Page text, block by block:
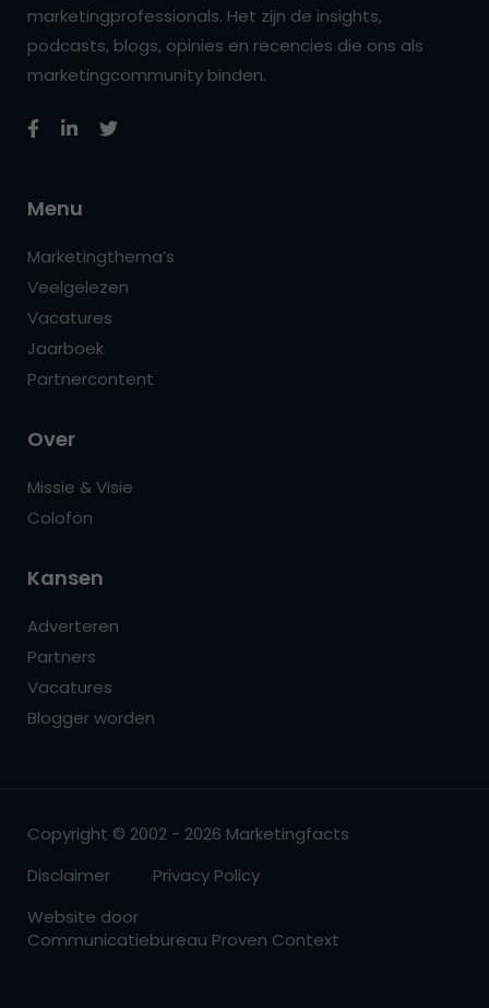
marketingprofessionals. Het zijn de insights,
podcasts, blogs, opinies en recencies die ons als
marketingcommunity binden.
Menu
Marketingthema’s
Veelgelezen
Vacatures
Jaarboek
Partnercontent
Over
Missie & Visie
Colofon
Kansen
Adverteren
Partners
Vacatures
Blogger worden
Copyright © 2002 - 2026 Marketingfacts
Disclaimer
Privacy Policy
Website door
Communicatiebureau Proven Context